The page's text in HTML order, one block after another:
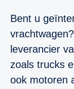
Bent u
leverancier
zoals trucks
ook motoren